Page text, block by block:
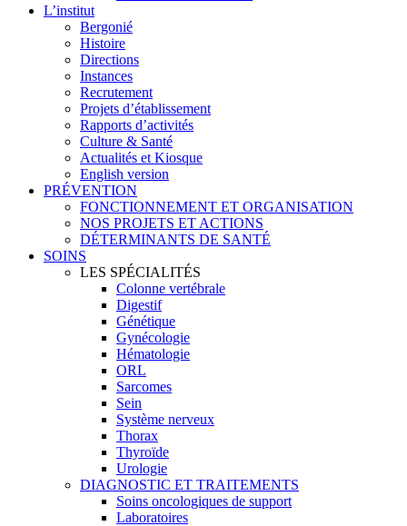
L’institut
Bergonié
Histoire
Directions
Instances
Recrutement
Projets d’établissement
Rapports d’activités
Culture & Santé
Actualités et Kiosque
English version
PRÉVENTION
FONCTIONNEMENT ET ORGANISATION
NOS PROJETS ET ACTIONS
DÉTERMINANTS DE SANTÉ
SOINS
LES SPÉCIALITÉS
Colonne vertébrale
Digestif
Génétique
Gynécologie
Hématologie
ORL
Sarcomes
Sein
Système nerveux
Thorax
Thyroïde
Urologie
DIAGNOSTIC ET TRAITEMENTS
Soins oncologiques de support
Laboratoires